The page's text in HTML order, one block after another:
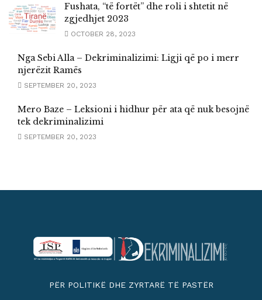
Fushata, “të fortët” dhe roli i shtetit në
zgjedhjet 2023
OCTOBER 28, 2023
Nga Sebi Alla – Dekriminalizimi: Ligji që po i merr
njerëzit Ramës
SEPTEMBER 20, 2023
Mero Baze – Leksioni i hidhur për ata që nuk besojnë
tek dekriminalizimi
SEPTEMBER 20, 2023
PËR POLITIKË DHE ZYRTARË TË PASTËR